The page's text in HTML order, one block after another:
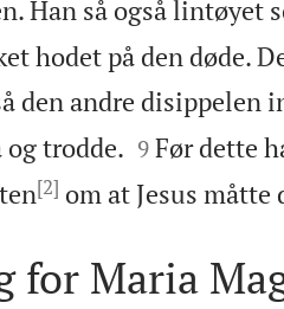
Han så også lintøyet
hodet på den døde.
den andre disippelen
trodde.
9 Før dette
[2] om at Jesus måtte
for Maria